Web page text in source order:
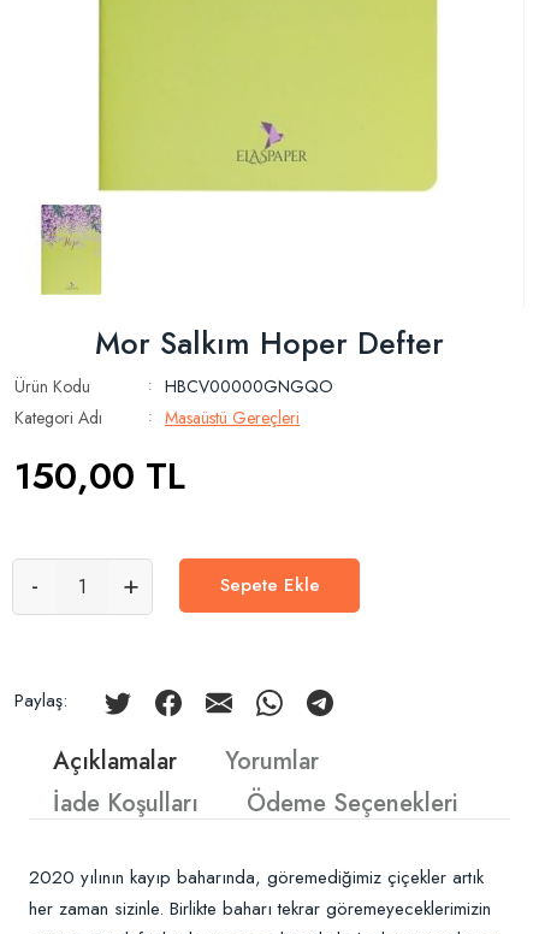
Mor Salkım Hoper Defter
Ürün Kodu :
HBCV00000GNGQO
Kategori Adı
: Masaüstü Gereçleri
150,00 TL
- + Sepete Ekle
Paylaş:
Açıklamalar
Yorumlar
İade Koşulları
Ödeme Seçenekleri
2020 yılının kayıp baharında, göremediğimiz çiçekler artık
her zaman sizinle. Birlikte baharı tekrar göremeyeceklerimizin